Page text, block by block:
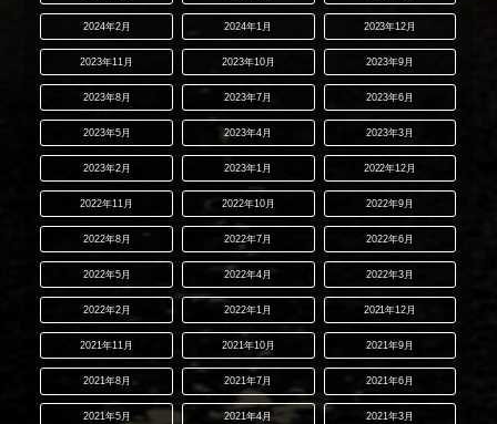
2024年2月 2024年1月 2023年12月
2023年11月 2023年10月 2023年9月
2023年8月 2023年7月 2023年6月
2023年5月 2023年4月 2023年3月
2023年2月 2023年1月 2022年12月
2022年11月 2022年10月 2022年9月
2022年8月 2022年7月 2022年6月
2022年5月 2022年4月 2022年3月
2022年2月 2022年1月 2021年12月
2021年11月 2021年10月 2021年9月
2021年8月 2021年7月 2021年6月
2021年5月 2021年4月 2021年3月